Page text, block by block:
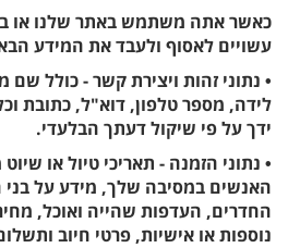
כאשר אתה משתמש באתר שלנו או
עשויים לאסוף ולעבד את המידע
• נתוני זהות ויצירת קשר - כולל
לידה, מספר טלפון, דוא"ל, כתובת
ידך על פי שיקול דעתך הבלעדי.
• נתוני הזמנה - תאריכי טיול או
האנשים במסיבה שלך, מידע על
החדרים, העדפות שהייה ואוכל,
נוספות או אישיות, פרטי חיוב